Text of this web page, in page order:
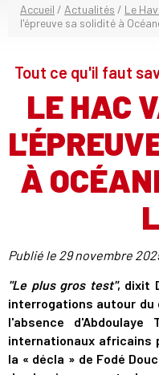
Accueil / Actualités / Le
l'épreuve sa solidité à
Tout ce qu'il faut
LE HAC
À
Publié le 29 novembre
"Le plus gros test", dixit
interrogations autour du
l'absence
internationaux africains
la « décla » de Fodé